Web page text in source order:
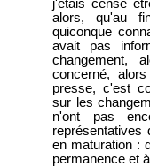
j'étais censé
alors, qu'au
quiconque
avait pas
changement,
concerné,
presse, c'est
sur les
n'ont pas
représentatives
en maturation :
permanence et